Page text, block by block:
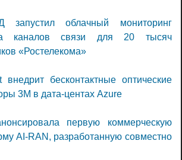
запустил облачный мониторинг
каналов связи для 20 тысяч
«Ростелекома»
внедрит бесконтактные оптические
3M в дата-центах Azure
первую коммерческую
AI-RAN, разработанную совместно